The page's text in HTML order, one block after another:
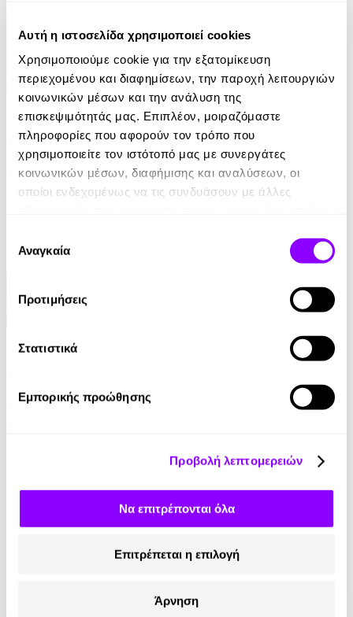
Αυτή η ιστοσελίδα χρησιμοποιεί cookies
Χρησιμοποιούμε cookie για την εξατομίκευση
περιεχομένου και διαφημίσεων, την παροχή λειτουργιών
κοινωνικών μέσων και την ανάλυση της
επισκεψιμότητάς μας. Επιπλέον, μοιραζόμαστε
πληροφορίες που αφορούν τον τρόπο που
χρησιμοποιείτε τον ιστότοπό μας με συνεργάτες
κοινωνικών μέσων, διαφήμισης και αναλύσεων, οι
οποίοι ενδεχομένως να τις συνδυάσουν με άλλες
των υπηρεσιών τους.
συγκατάθεσης
Αναγκαία
Προτιμήσεις
Στατιστικά
Εμπορικής προώθησης
Προβολή λεπτομερειών
Να επιτρέπονται όλα
Επιτρέπεται η επιλογή
Άρνηση
Audiobook • 1 Credit
Το Κάλεσμα της Άγριας Φύσης
Jack London
7.90€
• 1 Credit
Harriet Beecher Stowe
Φάντασμα στη Χιονοθύελλα